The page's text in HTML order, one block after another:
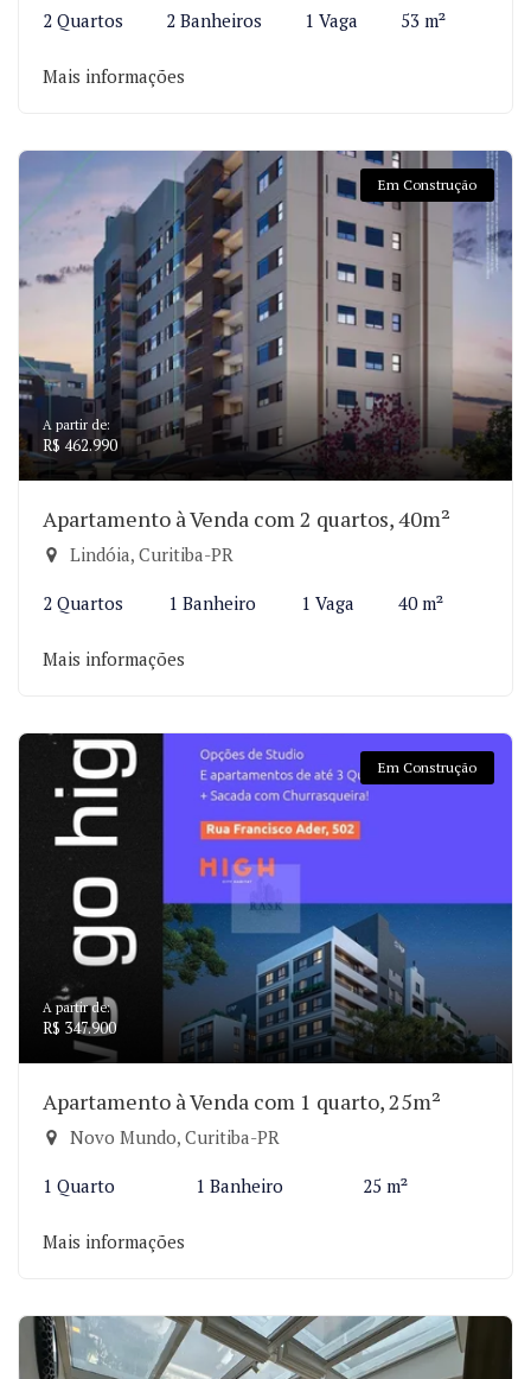
2 Quartos 2 Banheiros 1 Vaga 53 m²
Mais informações
Em Construção
A partir de:
R$ 462.990
Apartamento à Venda com 2 quartos, 40m²
Lindóia, Curitiba-PR
2 Quartos 1 Banheiro 1 Vaga 40 m²
Mais informações
Em Construção
A partir de:
R$ 347.900
Apartamento à Venda com 1 quarto, 25m²
Novo Mundo, Curitiba-PR
1 Quarto 1 Banheiro 25 m²
Mais informações